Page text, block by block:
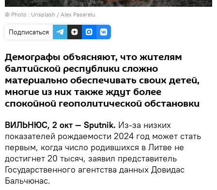
© Photo : Unsplash / Alex Pasarelu
Подписаться
Демографы объясняют, что жителям
балтийской республики сложно
материально обеспечивать своих детей,
многие из них также ждут более
спокойной геополитической обстановки
ВИЛЬНЮС, 2 окт — Sputnik. Из-за низких
показателей рождаемости 2024 год может стать
первым, когда число родившихся в Литве не
достигнет 20 тысяч, заявил представитель
Государственного агентства данных Довидас
Бальчюнас.